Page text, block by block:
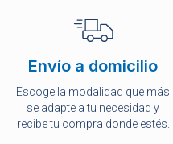
Envío a domicilio
Escoge la modalidad que más
se adapte a tu necesidad y
recibe tu compra donde estés.